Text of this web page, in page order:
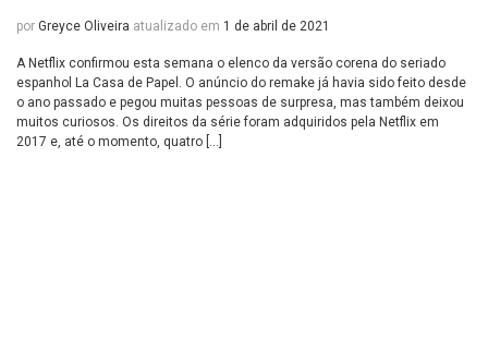
por Greyce Oliveira atualizado em 1 de abril de 2021
A Netflix confirmou esta semana o elenco da versão corena do seriado
espanhol La Casa de Papel. O anúncio do remake já havia sido feito desde
o ano passado e pegou muitas pessoas de surpresa, mas também deixou
muitos curiosos. Os direitos da série foram adquiridos pela Netflix em
2017 e, até o momento, quatro […]